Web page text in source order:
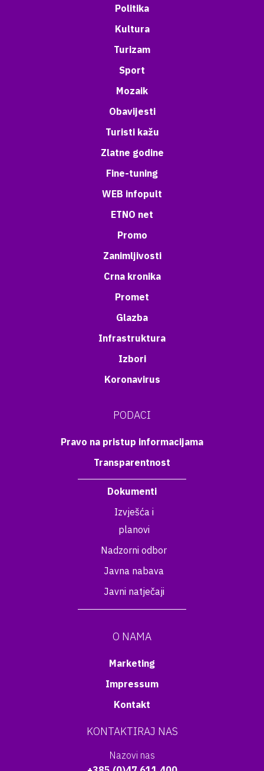
Politika
Kultura
Turizam
Sport
Mozaik
Obavijesti
Turisti kažu
Zlatne godine
Fine-tuning
WEB infopult
ETNO net
Promo
Zanimljivosti
Crna kronika
Promet
Glazba
Infrastruktura
Izbori
Koronavirus
PODACI
Pravo na pristup informacijama
Transparentnost
Dokumenti
Izvješća i
planovi
Nadzorni odbor
Javna nabava
Javni natječaji
O NAMA
Marketing
Impressum
Kontakt
KONTAKTIRAJ NAS
Nazovi nas